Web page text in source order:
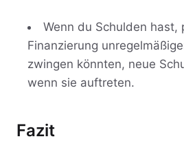
Wenn du Schulden hast,
Finanzierung
zwingen könnten, neue
wenn sie auftreten.
Fazit